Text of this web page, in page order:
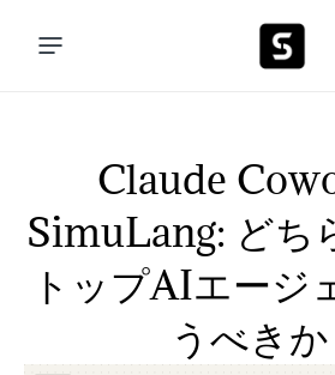
Claude
SimuLang: どち
トップAIエージ
うべきか